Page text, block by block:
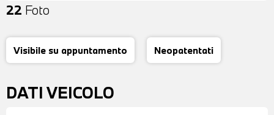
22 Foto
Visibile su appuntamento Neopatentati
DATI VEICOLO